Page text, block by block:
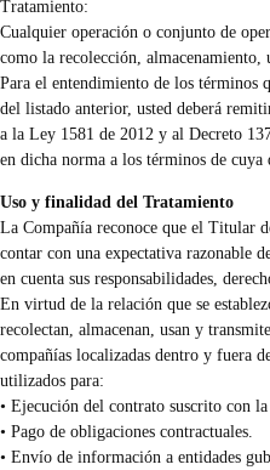
Tratamiento:
Cualquier operación o conjunto de
como la recolección, almacenamiento,
Para el entendimiento de los términos
del listado anterior, usted deberá
a la Ley 1581 de 2012 y al Decreto
en dicha norma a los términos de cuya
Uso y finalidad del Tratamiento
La Compañía reconoce que el Titular
contar con una expectativa razonable
en cuenta sus responsabilidades,
En virtud de la relación que se
recolectan, almacenan, usan y
compañías localizadas dentro y fuera
utilizados para:
• Ejecución del contrato suscrito con la
• Pago de obligaciones contractuales.
• Envío de información a entidades